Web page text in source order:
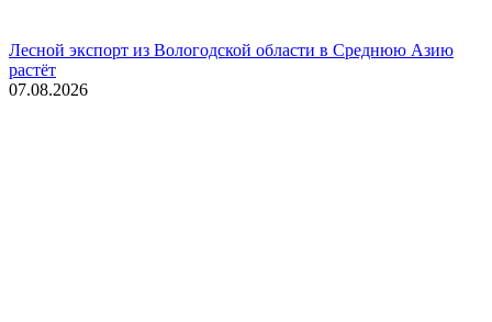
Лесной экспорт из Вологодской области в Среднюю Азию
растёт
07.08.2026